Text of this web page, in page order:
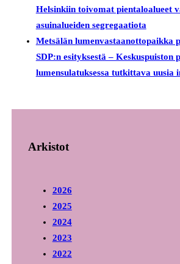
Helsinkiin toivomat pientaloalueet
asuinalueiden segregaatiota
Metsälän lumenvastaanottopaikka
SDP:n esityksestä – Keskuspuiston
lumensulatuksessa tutkittava uusia
Arkistot
2026
2025
2024
2023
2022